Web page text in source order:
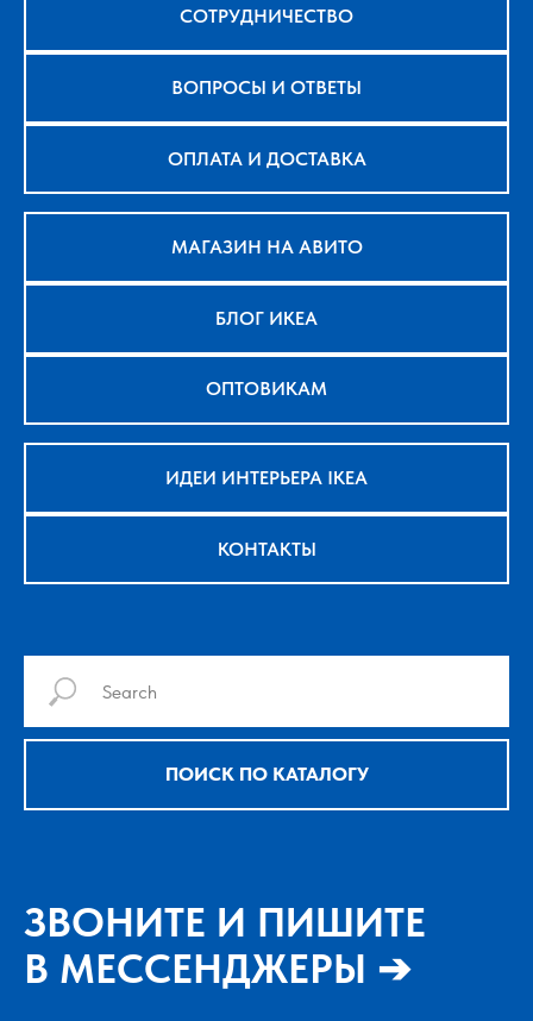
СОТРУДНИЧЕСТВО
ВОПРОСЫ И ОТВЕТЫ
ОПЛАТА И ДОСТАВКА
МАГАЗИН НА АВИТО
БЛОГ ИКЕА
ОПТОВИКАМ
ИДЕИ ИНТЕРЬЕРА IKEA
КОНТАКТЫ
ПОИСК ПО КАТАЛОГУ
ЗВОНИТЕ И ПИШИТЕ
В МЕССЕНДЖЕРЫ ➔